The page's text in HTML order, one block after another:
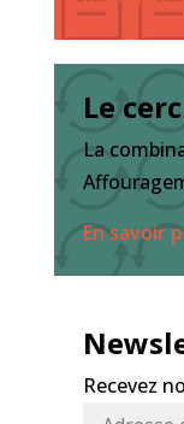
Le
La
En savoir
Recevez
Adresse
Nom*